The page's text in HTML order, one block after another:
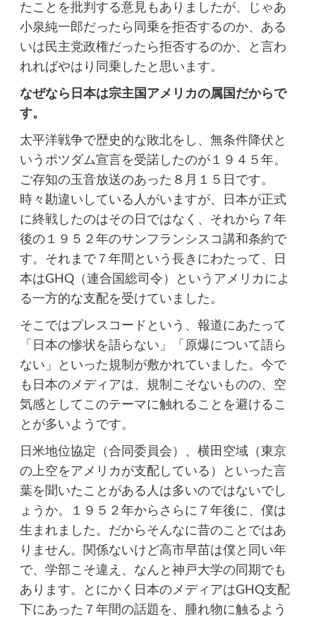
たことを批判する意見もありましたが、じゃあ
小泉純一郎だったら同乗を拒否するのか、ある
いは民主党政権だったら拒否するのか、と言わ
れればやはり同乗したと思います。
なぜなら日本は宗主国アメリカの属国だからで
す。
太平洋戦争で歴史的な敗北をし、無条件降伏と
いうポツダム宣言を受諾したのが１９４５年。
ご存知の玉音放送のあった８月１５日です。
時々勘違いしている人がいますが、日本が正式
に終戦したのはその日ではなく、それから７年
後の１９５２年のサンフランシスコ講和条約で
す。それまで７年間という長きにわたって、日
本はGHQ（連合国総司令）というアメリカによ
る一方的な支配を受けていました。
そこではプレスコードという、報道にあたって
「日本の惨状を語らない」「原爆について語ら
ない」といった規制が敷かれていました。今で
も日本のメディアは、規制こそないものの、空
気感としてこのテーマに触れることを避けるこ
とが多いようです。
日米地位協定（合同委員会）、横田空域（東京
の上空をアメリカが支配している）といった言
葉を聞いたことがある人は多いのではないでし
ょうか。１９５２年からさらに７年後に、僕は
生まれました。だからそんなに昔のことではあ
りません。関係ないけど高市早苗は僕と同い年
で、学部こそ違え、なんと神戸大学の同期でも
あります。とにかく日本のメディアはGHQ支配
下にあった７年間の話題を、腫れ物に触るよう